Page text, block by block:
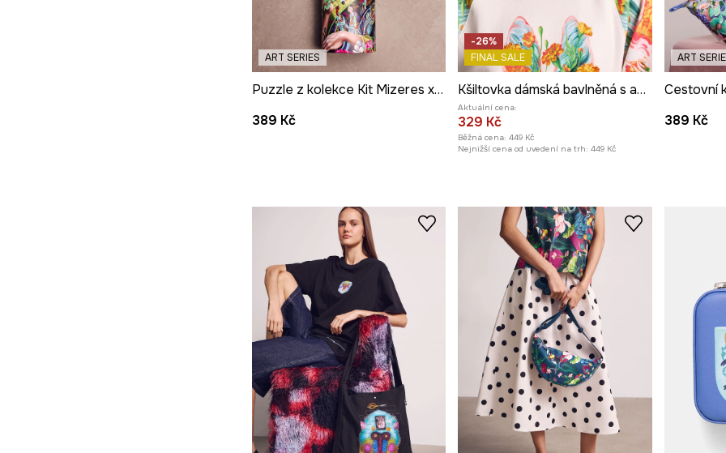
ART SERIES
Puzzle z kolekce Kit Mizeres x Medicine
389 Kč
-26%
FINAL SALE
Kšiltovka dámská bavlněná s aplikací z kolekce Kit Mizeres x Medicine
Aktuální cena:
329 Kč
Běžná cena: 449 Kč
Nejnižší cena od uvedení na trh: 449 Kč
ART
389 Kč